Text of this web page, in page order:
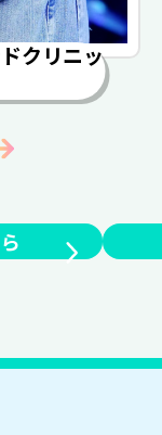
クリニッ